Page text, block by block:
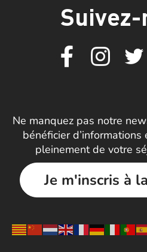
Ne manquez pas notre
bénéficier
pleinement de votre
Je m'inscris à